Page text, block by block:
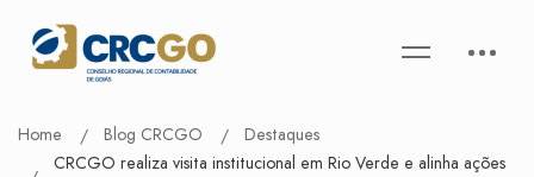
Home Blog CRCGO
Destaques
CRCGO realiza visita institucional em Rio Verde e alinha ações